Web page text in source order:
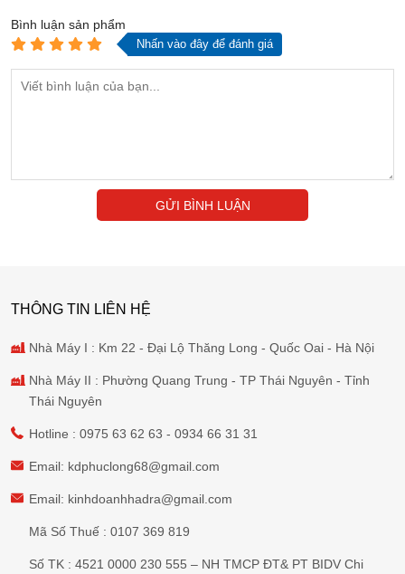
Bình luận sản phẩm
Nhấn vào đây để đánh giá
GỬI BÌNH LUẬN
THÔNG TIN LIÊN HỆ
Nhà Máy I : Km 22 - Đại Lộ Thăng Long - Quốc Oai - Hà Nội
Nhà Máy II : Phường Quang Trung - TP Thái Nguyên - Tỉnh
Thái Nguyên
Hotline : 0975 63 62 63 - 0934 66 31 31
Email: kdphuclong68@gmail.com
Email: kinhdoanhhadra@gmail.com
Mã Số Thuế : 0107 369 819
Số TK : 4521 0000 230 555 – NH TMCP ĐT& PT BIDV Chi